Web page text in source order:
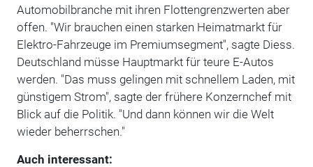
Automobilbranche mit ihren Flottengrenzwerten aber
offen. "Wir brauchen einen starken Heimatmarkt für
Elektro-Fahrzeuge im Premiumsegment", sagte Diess.
Deutschland müsse Hauptmarkt für teure E-Autos
werden. "Das muss gelingen mit schnellem Laden, mit
günstigem Strom", sagte der frühere Konzernchef mit
Blick auf die Politik. "Und dann können wir die Welt
wieder beherrschen."
Auch interessant: